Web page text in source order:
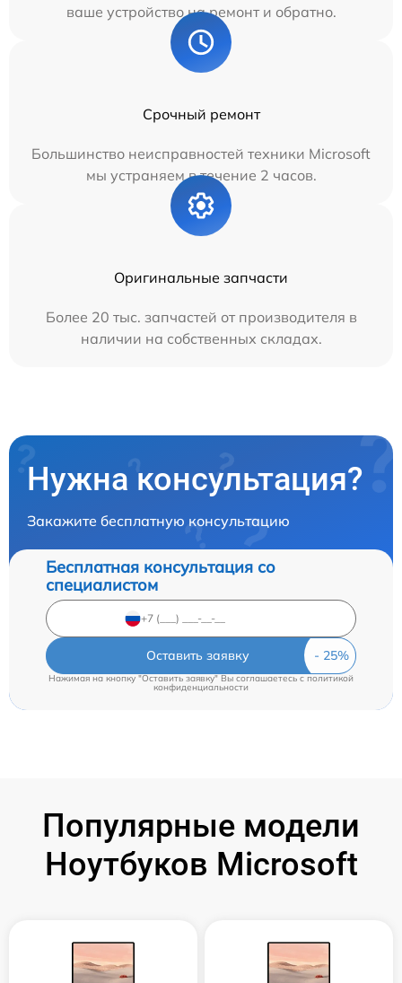
ваше устройство на ремонт и обратно.
Срочный ремонт
Большинство неисправностей техники Microsoft
мы устраняем в течение 2 часов.
Оригинальные запчасти
Более 20 тыс. запчастей от производителя в
наличии на собственных складах.
Нужна консультация?
Закажите бесплатную консультацию
Бесплатная консультация со
специалистом
Оставить заявку
Нажимая на кнопку "Оставить заявку" Вы соглашаетесь cполитикой
конфиденциальности
Популярные модели
Ноутбуков Microsoft